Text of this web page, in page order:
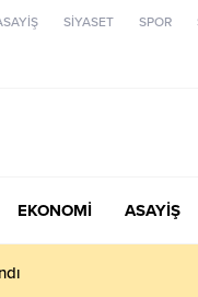
SİYASET SPOR
EKONOMİ ASAYİŞ